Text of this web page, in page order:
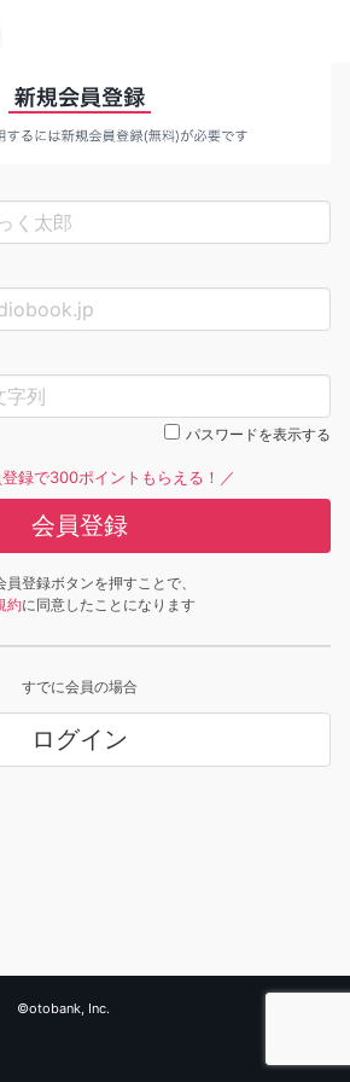
パスワードを表示する
録で300ポイントもらえる！／
会員登録
員登録ボタンを押すことで、
約に同意したことになります
すでに会員の場合
ログイン
©otobank, Inc.